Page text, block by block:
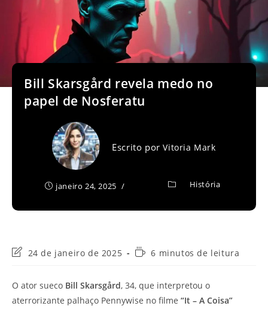
Bill Skarsgård revela medo no
papel de Nosferatu
Escrito porVitoria Mark
janeiro 24, 2025 História
Última
post:
24 de janeiro de 2025
Tempo6 minutos de leitura
O ator sueco Bill Skarsgård, 34, que interpretou o
aterrorizante palhaço Pennywise no filme “It – A Coisa”